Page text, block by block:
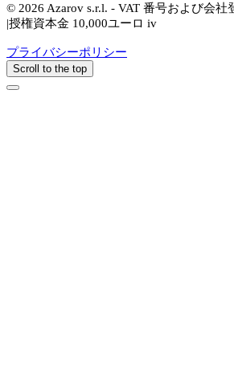
© 2026 Azarov s.r.l. - VAT 番号および会社
|授権資本金 10,000ユーロ iv
プライバシーポリシー
Scroll to the top